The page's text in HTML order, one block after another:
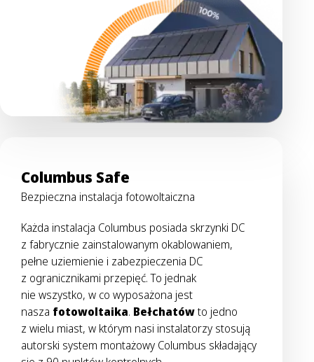
Columbus Safe
Bezpieczna instalacja fotowoltaiczna
Każda instalacja Columbus posiada skrzynki DC
z fabrycznie zainstalowanym okablowaniem,
pełne uziemienie i zabezpieczenia DC
z ogranicznikami przepięć. To jednak
nie wszystko, w co wyposażona jest
nasza fotowoltaika. Bełchatówto jedno
z wielu miast, w którym nasi instalatorzy stosują
autorski system montażowy Columbus składający